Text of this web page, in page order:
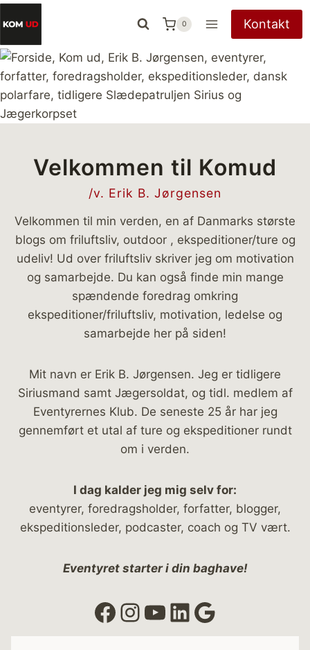
Fortsæt
til
indhold
0 Kontakt
Velkommen til Komud
/v. Erik B. Jørgensen
Velkommen til min verden, en af Danmarks største
blogs om friluftsliv, outdoor , ekspeditioner/ture og
udeliv! Ud over friluftsliv skriver jeg om motivation
og samarbejde. Du kan også finde min mange
spændende foredrag omkring
ekspeditioner/friluftsliv, motivation, ledelse og
samarbejde her på siden!
Mit navn er Erik B. Jørgensen. Jeg er tidligere
Siriusmand samt Jægersoldat, og tidl. medlem af
Eventyrernes Klub. De seneste 25 år har jeg
gennemført et utal af ture og ekspeditioner rundt
om i verden.
I dag kalder jeg mig selv for:
eventyrer, foredragsholder, forfatter, blogger,
ekspeditionsleder, podcaster, coach og TV vært.
Eventyret starter i din baghave!
Facebook Instagram YouTube LinkedIn Google